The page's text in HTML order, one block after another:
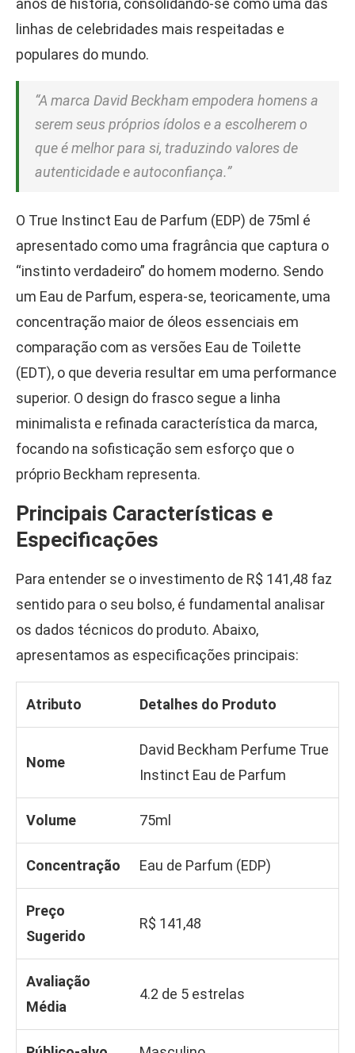
anos de história, consolidando-se como uma das
linhas de celebridades mais respeitadas e
populares do mundo.
“A marca David Beckham empodera homens a
serem seus próprios ídolos e a escolherem o
que é melhor para si, traduzindo valores de
autenticidade e autoconfiança.”
O True Instinct Eau de Parfum (EDP) de 75ml é
apresentado como uma fragrância que captura o
“instinto verdadeiro” do homem moderno. Sendo
um Eau de Parfum, espera-se, teoricamente, uma
concentração maior de óleos essenciais em
comparação com as versões Eau de Toilette
(EDT), o que deveria resultar em uma performance
superior. O design do frasco segue a linha
minimalista e refinada característica da marca,
focando na sofisticação sem esforço que o
próprio Beckham representa.
Principais Características e
Especificações
Para entender se o investimento de R$ 141,48 faz
sentido para o seu bolso, é fundamental analisar
os dados técnicos do produto. Abaixo,
apresentamos as especificações principais:
Atributo Detalhes do Produto
Nome
David Beckham Perfume True
Instinct Eau de Parfum
Volume 75ml
Concentração Eau de Parfum (EDP)
Preço
Sugerido
R$ 141,48
Avaliação
Média
4.2 de 5 estrelas